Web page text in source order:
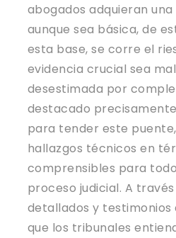
abogados adquieran
aunque sea básica, de
esta base, se corre el
evidencia crucial sea
desestimada por
destacado
para tender este
hallazgos técnicos en
comprensibles para
proceso judicial. A
detallados y testimonios
que los tribunales